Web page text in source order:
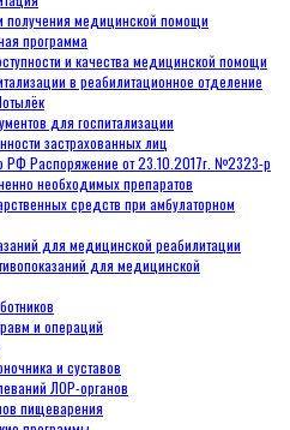
получения медицинской помощи
программа
и качества медицинской помощи
в реабилитационное отделение
для госпитализации
застрахованных лиц
РФ Распоряжение от 23.10.2017г. №2323-р
необходимых препаратов
средств при амбулаторном
для медицинской реабилитации
для медицинской
и операций
и суставов
ЛОР-органов
пищеварения